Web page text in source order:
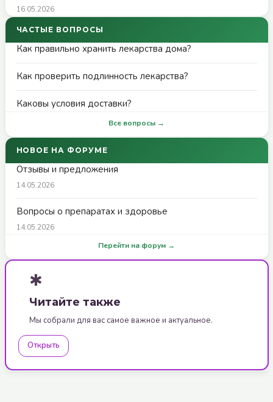
16.05.2026
ЧАСТЫЕ ВОПРОСЫ
Как правильно хранить лекарства дома?
Как проверить подлинность лекарства?
Каковы условия доставки?
Все вопросы →
НОВОЕ НА ФОРУМЕ
Отзывы и предложения
14.05.2026
Вопросы о препаратах и здоровье
14.05.2026
Перейти на форум →
✱
Читайте также
Мы собрали для вас самое важное и актуальное.
Открыть